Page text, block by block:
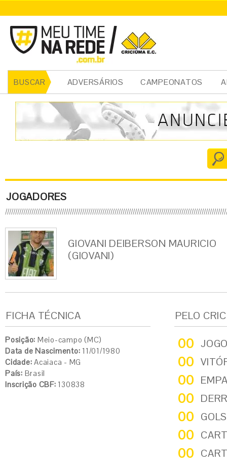
BUSCAR ADVERSÁRIOS CAMPEONATOS
JOGADORES
GIOVANI DEIBERSON MAURICIO
(GIOVANI)
FICHA TÉCNICA
Posição: Meio-campo (MC)
Data de Nascimento: 11/01/1980
Cidade: Acaiaca - MG
País: Brasil
Inscrição CBF: 130838
PELO
00
00
00
00
00
00
00